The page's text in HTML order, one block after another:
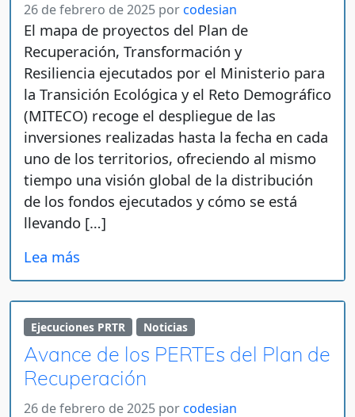
26 de febrero de 2025 por codesian
El mapa de proyectos del Plan de
Recuperación, Transformación y
Resiliencia ejecutados por el Ministerio para
la Transición Ecológica y el Reto Demográfico
(MITECO) recoge el despliegue de las
inversiones realizadas hasta la fecha en cada
uno de los territorios, ofreciendo al mismo
tiempo una visión global de la distribución
de los fondos ejecutados y cómo se está
llevando […]
Lea más
Ejecuciones PRTR Noticias
Avance de los PERTEs del Plan de
Recuperación
26 de febrero de 2025 por codesian